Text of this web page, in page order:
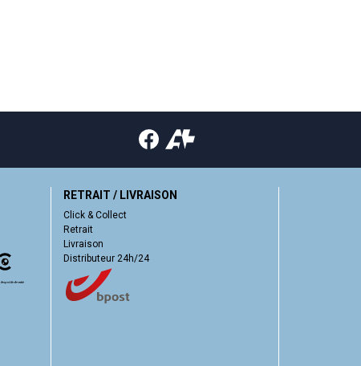
RETRAIT / LIVRAISON
Click & Collect
Retrait
Livraison
Distributeur 24h/24